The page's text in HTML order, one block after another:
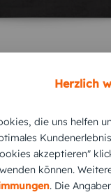
Herzlich
die uns helfen
akzeptieren"
können.
. Die